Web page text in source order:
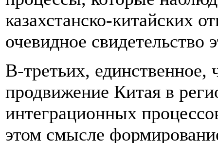
казахстанско-китайских
очевидное свидетельство
В-третьих, единственное,
продвижение Китая в
интеграционных
этом смысле